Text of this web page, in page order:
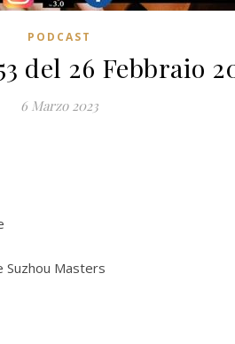
PODCAST
del 26 Febbraio
6 Marzo 2023
Suzhou Masters